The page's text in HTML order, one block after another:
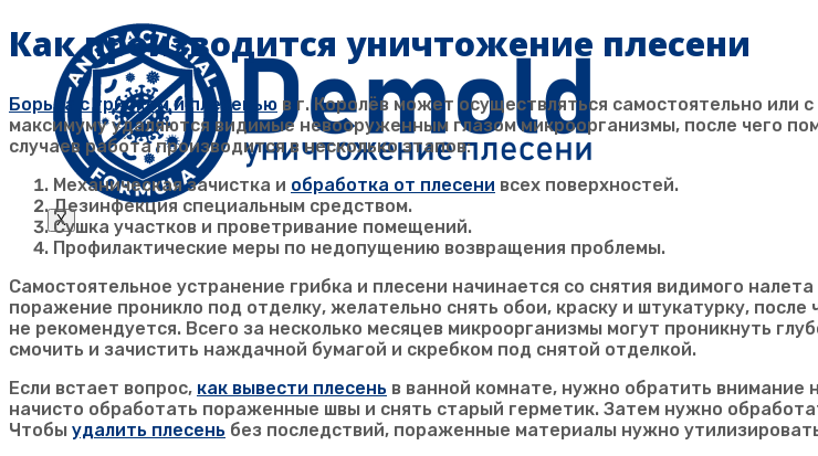
X
Как производится уничтожение плесени
Борьба с грибком и плесенью в г.Королёв может осуществляться самостоятельно или
максимуму удаляются видимые невооруженным глазом микроорганизмы, после чего
случаев работа производится в несколько этапов:
Механическая зачистка и обработка от плесени всех поверхностей.
Дезинфекция специальным средством.
Сушка участков и проветривание помещений.
Профилактические меры по недопущению возвращения проблемы.
Самостоятельное устранение грибка и плесени начинается со снятия видимого
поражение проникло под отделку, желательно снять обои, краску и штукатурку,
не рекомендуется. Всего за несколько месяцев микроорганизмы могут проникнуть
смочить и зачистить наждачной бумагой и скребком под снятой отделкой.
Если встает вопрос, как вывести плесень в ванной комнате, нужно обратить
начисто обработать пораженные швы и снять старый герметик. Затем нужно
Чтобы удалить плесень без последствий, пораженные материалы нужно